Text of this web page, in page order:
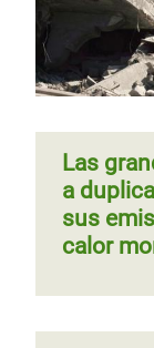
Las
a
sus
calor